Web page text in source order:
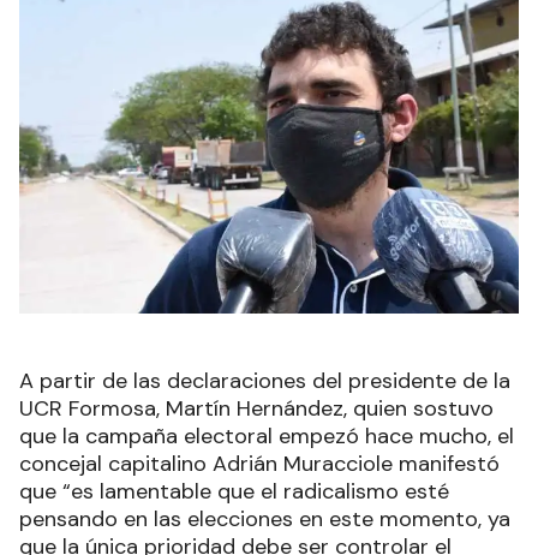
A partir de las declaraciones del presidente de la
UCR Formosa, Martín Hernández, quien sostuvo
que la campaña electoral empezó hace mucho, el
concejal capitalino Adrián Muracciole manifestó
que “es lamentable que el radicalismo esté
pensando en las elecciones en este momento, ya
que la única prioridad debe ser controlar el